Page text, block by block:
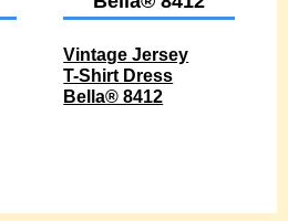
Vintage Jersey
T-Shirt Dress
Bella® 8412